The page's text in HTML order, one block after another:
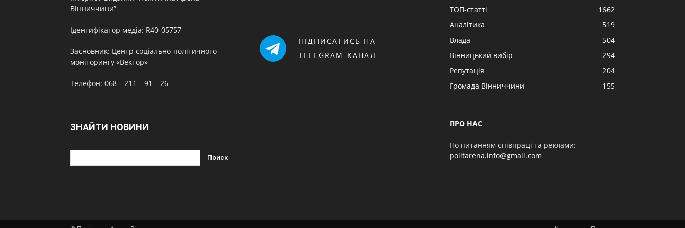
Вінниччини”
Ідентифікатор медіа: R40-05757
Засновник: Центр соціально-політичного
моніторингу «Вектор»
Телефон: 068 – 211 – 91 – 26
ЗНАЙТИ НОВИНИ
ПІДПИСАТИСЬ НА
TELEGRAM-КАНАЛ
ТОП-статті
1662
Аналітика
519
Влада
504
Вінницький вибір
294
Репутація
204
Громада Вінниччини
155
ПРО НАС
По питанням співпраці та реклами:
politarena.info@gmail.com